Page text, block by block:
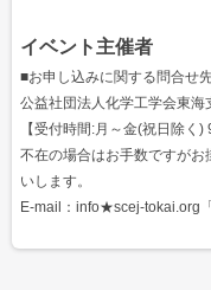
イベント主催者
■お申し込みに関する問合せ
公益社団法人化学工学会東
【受付時間:月～金(祝日除く
不在の場合はお手数ですが
いします。
E-mail：info★scej-tokai.org